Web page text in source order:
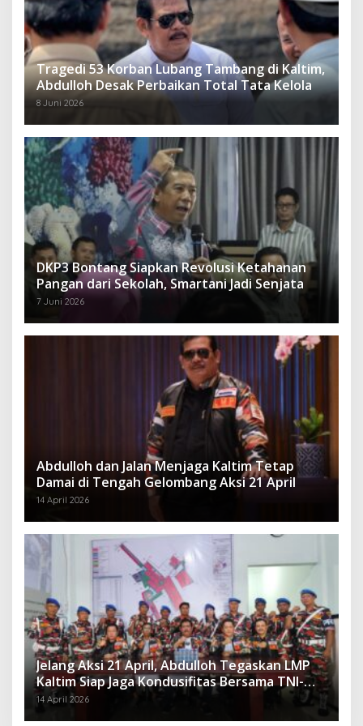
Tragedi 53 Korban Lubang Tambang di Kaltim,
Abdulloh Desak Perbaikan Total Tata Kelola
8 Juni 2026
DKP3 Bontang Siapkan Revolusi Ketahanan
Pangan dari Sekolah, Smartani Jadi Senjata
7 Juni 2026
Abdulloh dan Jalan Menjaga Kaltim Tetap
Damai di Tengah Gelombang Aksi 21 April
14 April 2026
Jelang Aksi 21 April, Abdulloh Tegaskan LMP
Kaltim Siap Jaga Kondusifitas Bersama TNI-
Polri
14 April 2026